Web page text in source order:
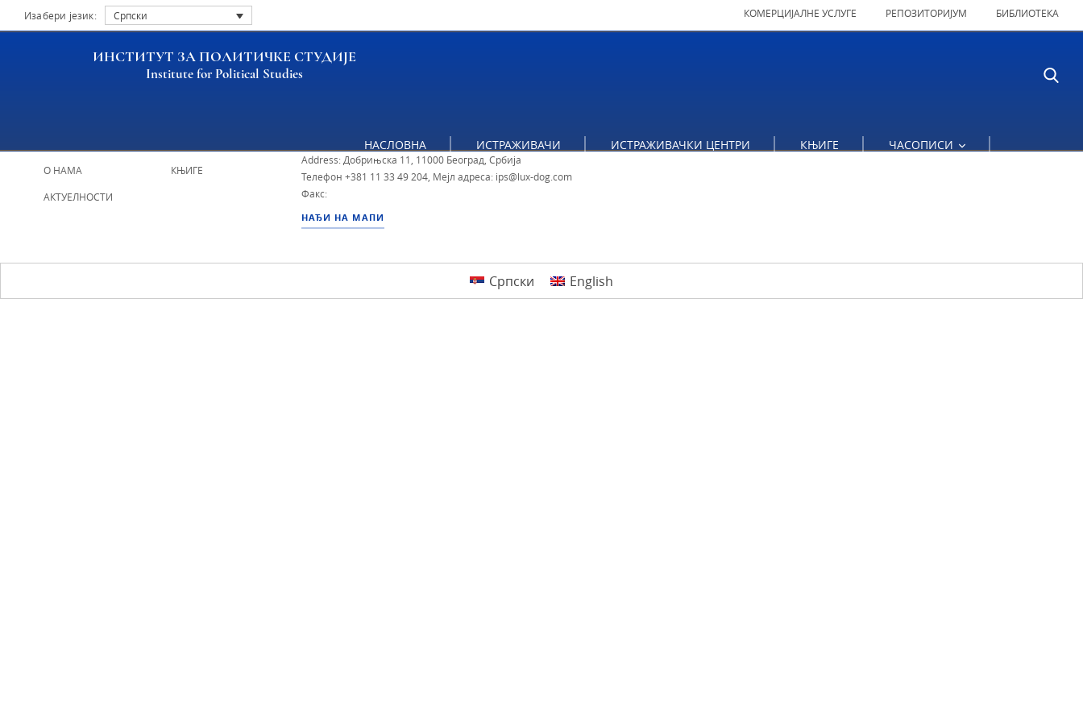
Изабери језик: Српски КОМЕРЦИЈАЛНЕ УСЛУГЕ РЕПОЗИТОРИЈУМ БИБЛИОТЕКА
ИНСТИТУТ ЗА ПОЛИТИЧКЕ СТУДИЈЕ
Institute for Political Studies
НАСЛОВНА ИСТРАЖИВАЧИ ИСТРАЖИВАЧКИ ЦЕНТРИ КЊИГЕ ЧАСОПИСИ
О НАМА
АКТУЕЛНОСТИ
КЊИГЕ
ИПС - Институт за политичке студије
Address: Добрињска 11, 11000 Београд, Србија
Телефон +381 11 33 49 204, Мејл адреса: ips@lux-dog.com
Факс:
НАЂИ НА МАПИ
Српски English